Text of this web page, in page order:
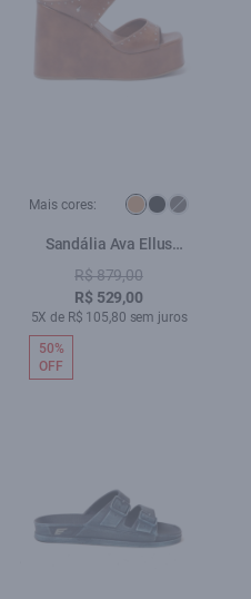
Mais cores:
Sandália Ava Ellus
Caramelo
R$ 879,00
R$ 529,00
5X de R$ 105,80 sem juros
50%
OFF